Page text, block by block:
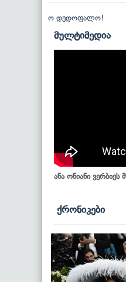
ო დედოფალო!
მულტიმედია
ანა ონიანი
ქრონიკები